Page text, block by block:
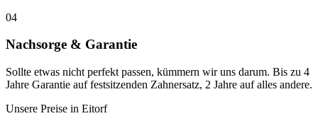
04
Nachsorge & Garantie
Sollte etwas nicht perfekt passen, kümmern wir uns darum. Bis zu 4
Jahre Garantie auf festsitzenden Zahnersatz, 2 Jahre auf alles andere.
Unsere Preise in Eitorf